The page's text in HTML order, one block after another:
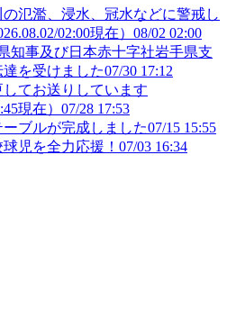
氾濫、浸水、冠水などに警戒し
02:00現在） 08/02 02:00
知事及び日本赤十字社岩手県支
を受けました07/30 17:12
てお送りしています
現在） 07/28 17:53
ブルが完成しました07/15 15:55
児を全力応援！ 07/03 16:34